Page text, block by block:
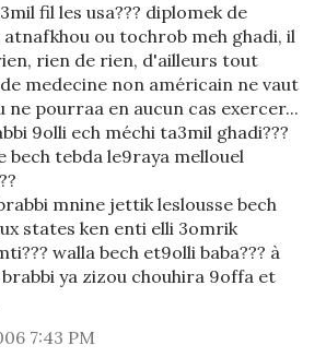
fil les usa??? diplomek de
atnafkhou ou tochrob meh ghadi, il
rien de rien, d'ailleurs tout
medecine non américain ne vaut
ne pourraa en aucun cas exercer...
9olli ech méchi ta3mil ghadi???
bech tebda le9raya mellouel
mnine jettik leslousse bech
states ken enti elli 3omrik
walla bech et9olli baba??? à
ya zizou chouhira 9offa et
7:43 PM